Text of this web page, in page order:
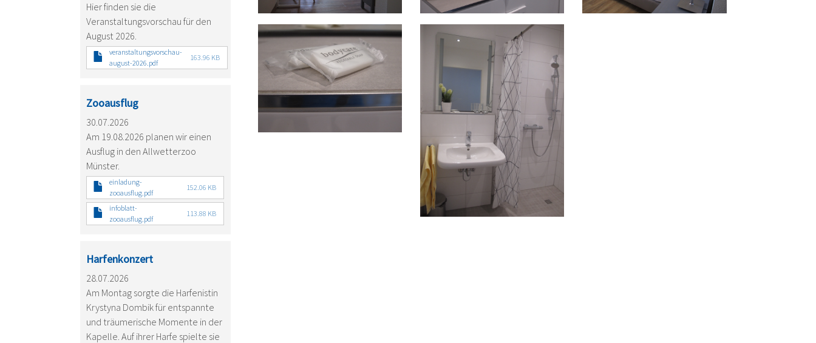
Hier finden sie die
Veranstaltungsvorschau für den
August 2026.
veranstaltungsvorschau-
august-2026.pdf
163.96 KB
Zooausflug
30.07.2026
Am 19.08.2026 planen wir einen
Ausflug in den Allwetterzoo
Münster.
einladung-
zooausflug.pdf
152.06 KB
infoblatt-
zooausflug.pdf
113.88 KB
Harfenkonzert
28.07.2026
Am Montag sorgte die Harfenistin
Krystyna Dombik für entspannte
und träumerische Momente in der
Kapelle. Auf ihrer Harfe spielte sie